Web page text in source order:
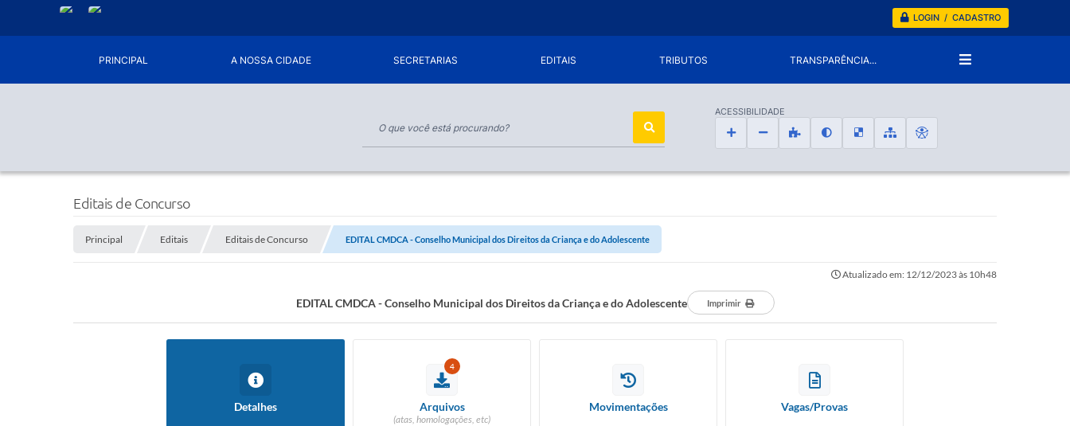
LOGIN / CADASTRO
PRINCIPAL A NOSSA CIDADE SECRETARIAS EDITAIS TRIBUTOS TRANSPARÊNCIA...
ACESSIBILIDADE
Editais de Concurso
Principal Editais Editais de Concurso EDITAL CMDCA - Conselho Municipal dos Direitos da Criança e do Adolescente
Atualizado em: 12/12/2023 às 10h48
EDITAL CMDCA - Conselho Municipal dos Direitos da Criança e do Adolescente Imprimir
Detalhes
4
Arquivos
(atas, homologações, etc)
Movimentações Vagas/Provas